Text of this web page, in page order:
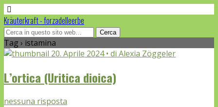
Kräuterkraft - forzadelleerbe
Tag › istamina
20. Aprile 2024 • di Alexia Zöggeler
L’ortica (Uritica dioica)
nessuna risposta